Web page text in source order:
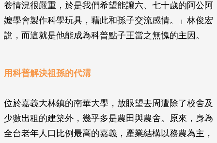
養情況很嚴重，於是我們希望能讓六、七十歲的阿公阿
嬤學會製作科學玩具，藉此和孫子交流感情。」林俊宏
說，而這就是他能成為科普點子王當之無愧的主因。
用科普解決祖孫的代溝
位於嘉義大林鎮的南華大學，放眼望去周遭除了校舍及
少數出租的建築外，幾乎多是農田與農舍。原來，身為
全台老年人口比例最高的嘉義，產業結構以務農為主，